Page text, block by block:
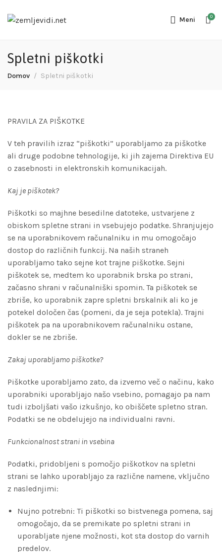
Meni 0
Spletni piškotki
Domov Spletni piškotki
PRAVILA ZA PIŠKOTKE
V teh pravilih izraz “piškotki” uporabljamo za piškotke
ali druge podobne tehnologije, ki jih zajema Direktiva EU
o zasebnosti in elektronskih komunikacijah.
Kaj je piškotek?
Piškotki so majhne besedilne datoteke, ustvarjene z
obiskom spletne strani in vsebujejo podatke. Shranjujejo
se na uporabnikovem računalniku in mu omogočajo
dostop do različnih funkcij. Na naših straneh
uporabljamo tako sejne kot trajne piškotke. Sejni
piškotek se, medtem ko uporabnik brska po strani,
začasno shrani v računalniški spomin. Ta piškotek se
zbriše, ko uporabnik zapre spletni brskalnik ali ko je
potekel določen čas (pomeni, da je seja potekla). Trajni
piškotek pa na uporabnikovem računalniku ostane,
dokler se ne zbriše.
Zakaj uporabljamo piškotke?
Piškotke uporabljamo zato, da izvemo več o načinu, kako
uporabniki uporabljajo našo vsebino, pomagajo pa nam
tudi izboljšati vašo izkušnjo, ko obiščete spletno stran.
Podatki se ne obdelujejo na individualni ravni.
Funkcionalnost strani in vsebina
Podatki, pridobljeni s pomočjo piškotkov na spletni
strani se lahko uporabljajo za različne namene, vključno
z naslednjimi:
Nujno potrebni: Ti piškotki so bistvenega pomena, saj
omogočajo, da se premikate po spletni strani in
uporabljate njene možnosti, kot sta dostop do varnih
predelov.